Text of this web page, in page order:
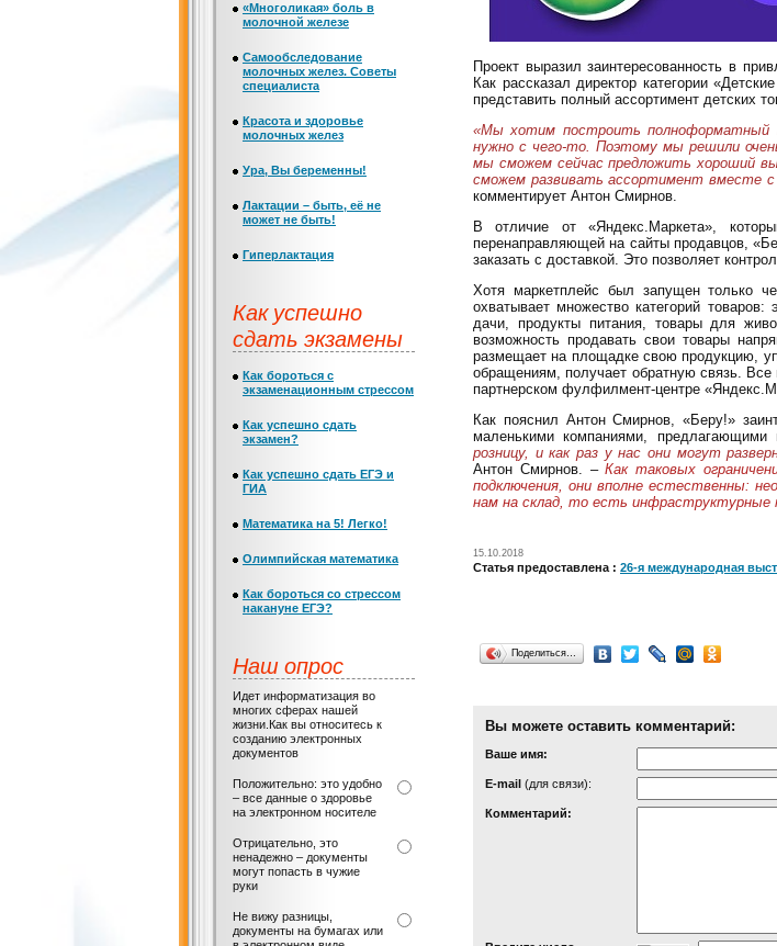
Проект выразил заинтересованность в
Как рассказал директор категории
представить полный ассортимент детских
«Мы хотим построить полноформатный
нужно с чего-то. Поэтому мы решили
мы сможем сейчас предложить хороший
сможем развивать ассортимент вместе
комментирует Антон Смирнов.
В отличие от «Яндекс.Маркета»,
перенаправляющей на сайты продавцов,
заказать с доставкой. Это позволяет
Хотя маркетплейс был запущен только
охватывает множество категорий
дачи, продукты питания, товары для
возможность продавать свои товары
размещает на площадке свою продукцию,
обращениям, получает обратную связь.
партнерском фулфилмент-центре
Как пояснил Антон Смирнов, «Беру!»
маленькими компаниями,
розницу, и как раз у нас они могут
Антон Смирнов. –Как таковых
подключения, они вполне естественны:
нам на склад, то есть инфраструктурные
15.10.2018
Статья предоставлена : 26-я международная
Поделиться…
Вы можете оставить комментарий:
Ваше имя:
Е-mail (для связи):
Комментарий:
«Многоликая» боль в
молочной железе
Самообследование
молочных желез. Советы
специалиста
Красота и здоровье
молочных желез
Ура, Вы беременны!
Лактации – быть, её не
может не быть!
Гиперлактация
Как успешно
сдать экзамены
Как бороться с
экзаменационным стрессом
Как успешно сдать
экзамен?
Как успешно сдать ЕГЭ и
ГИА
Математика на 5! Легко!
Олимпийская математика
Как бороться со стрессом
накануне ЕГЭ?
Наш опрос
Идет информатизация во
многих сферах нашей
жизни.Как вы относитесь к
созданию электронных
документов
Положительно: это удобно
– все данные о здоровье
на электронном носителе
Отрицательно, это
ненадежно – документы
могут попасть в чужие
руки
Не вижу разницы,
документы на бумагах или